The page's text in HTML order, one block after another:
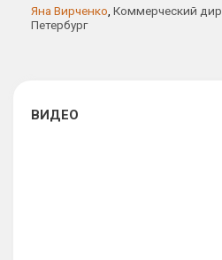
Яна Вирченко Коммерческий
Петербург
ВИДЕО